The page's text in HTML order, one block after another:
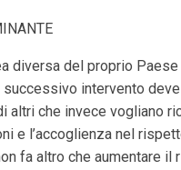
diversa del proprio
intervento
altri che invece vogliano
e l’accoglienza nel
fa altro che aumentare